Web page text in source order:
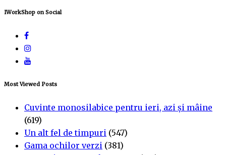
IWorkShop on Social
Most Viewed Posts
Cuvinte monosilabice pentru ieri, azi și mâine
(619)
Un alt fel de timpuri (547)
Gama ochilor verzi (381)